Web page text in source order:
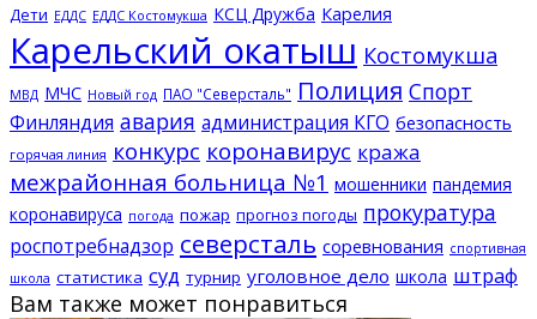
Дети ЕДДС ЕДДС Костомукша КСЦ Дружба Карелия
Карельский окатыш Костомукша
МВД МЧС Новый год ПАО "Северсталь" Полиция Спорт
Финляндия авария администрация КГО безопасность
горячая линия конкурс коронавирус кража
межрайонная больница №1 мошенники пандемия
коронавируса погода пожар прогноз погоды прокуратура
роспотребнадзор северсталь соревнования спортивная
школа статистика суд турнир уголовное дело школа штраф
Вам также может понравиться